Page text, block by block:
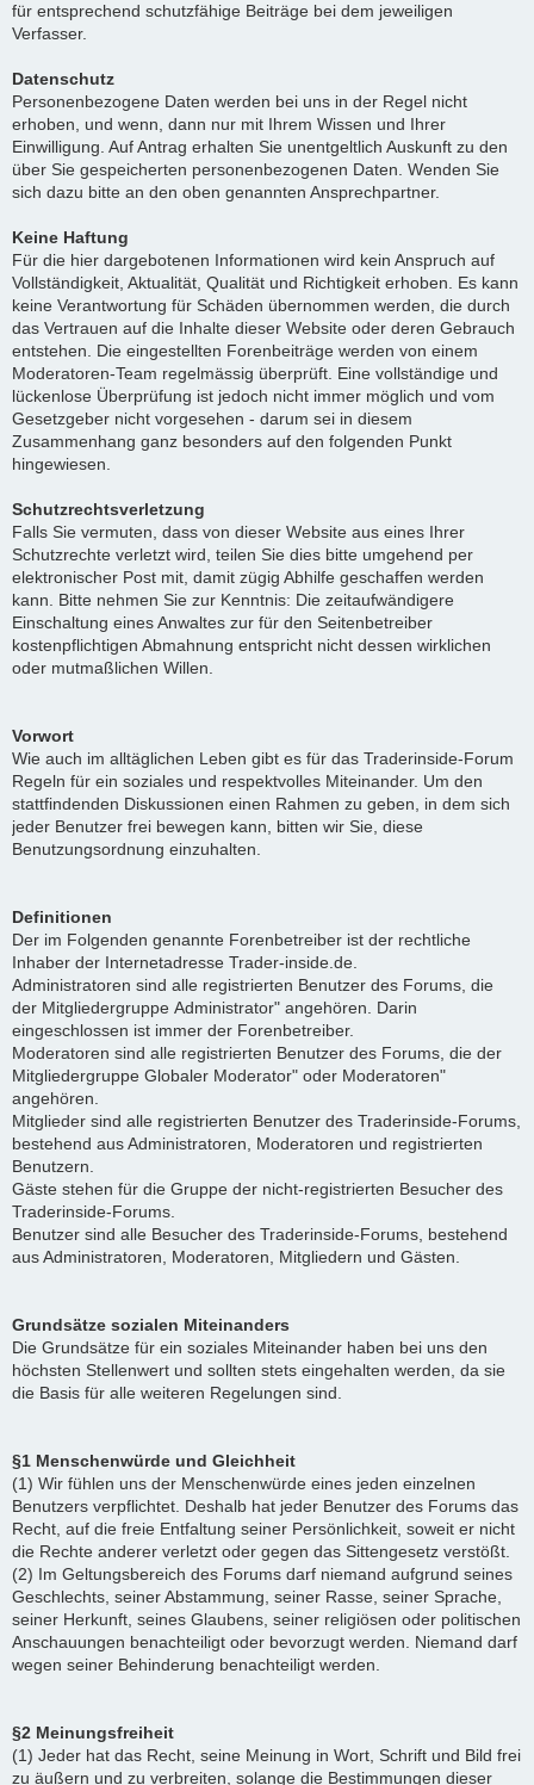
für entsprechend schutzfähige Beiträge bei dem jeweiligen
Verfasser.
Datenschutz
Personenbezogene Daten werden bei uns in der Regel nicht
erhoben, und wenn, dann nur mit Ihrem Wissen und Ihrer
Einwilligung. Auf Antrag erhalten Sie unentgeltlich Auskunft zu den
über Sie gespeicherten personenbezogenen Daten. Wenden Sie
sich dazu bitte an den oben genannten Ansprechpartner.
Keine Haftung
Für die hier dargebotenen Informationen wird kein Anspruch auf
Vollständigkeit, Aktualität, Qualität und Richtigkeit erhoben. Es kann
keine Verantwortung für Schäden übernommen werden, die durch
das Vertrauen auf die Inhalte dieser Website oder deren Gebrauch
entstehen. Die eingestellten Forenbeiträge werden von einem
Moderatoren-Team regelmässig überprüft. Eine vollständige und
lückenlose Überprüfung ist jedoch nicht immer möglich und vom
Gesetzgeber nicht vorgesehen - darum sei in diesem
Zusammenhang ganz besonders auf den folgenden Punkt
hingewiesen.
Schutzrechtsverletzung
Falls Sie vermuten, dass von dieser Website aus eines Ihrer
Schutzrechte verletzt wird, teilen Sie dies bitte umgehend per
elektronischer Post mit, damit zügig Abhilfe geschaffen werden
kann. Bitte nehmen Sie zur Kenntnis: Die zeitaufwändigere
Einschaltung eines Anwaltes zur für den Seitenbetreiber
kostenpflichtigen Abmahnung entspricht nicht dessen wirklichen
oder mutmaßlichen Willen.
Vorwort
Wie auch im alltäglichen Leben gibt es für das Traderinside-Forum
Regeln für ein soziales und respektvolles Miteinander. Um den
stattfindenden Diskussionen einen Rahmen zu geben, in dem sich
jeder Benutzer frei bewegen kann, bitten wir Sie, diese
Benutzungsordnung einzuhalten.
Definitionen
Der im Folgenden genannte Forenbetreiber ist der rechtliche
Inhaber der Internetadresse Trader-inside.de.
Administratoren sind alle registrierten Benutzer des Forums, die
der Mitgliedergruppe Administrator" angehören. Darin
eingeschlossen ist immer der Forenbetreiber.
Moderatoren sind alle registrierten Benutzer des Forums, die der
Mitgliedergruppe Globaler Moderator" oder Moderatoren"
angehören.
Mitglieder sind alle registrierten Benutzer des Traderinside-Forums,
bestehend aus Administratoren, Moderatoren und registrierten
Benutzern.
Gäste stehen für die Gruppe der nicht-registrierten Besucher des
Traderinside-Forums.
Benutzer sind alle Besucher des Traderinside-Forums, bestehend
aus Administratoren, Moderatoren, Mitgliedern und Gästen.
Grundsätze sozialen Miteinanders
Die Grundsätze für ein soziales Miteinander haben bei uns den
höchsten Stellenwert und sollten stets eingehalten werden, da sie
die Basis für alle weiteren Regelungen sind.
§1 Menschenwürde und Gleichheit
(1) Wir fühlen uns der Menschenwürde eines jeden einzelnen
Benutzers verpflichtet. Deshalb hat jeder Benutzer des Forums das
Recht, auf die freie Entfaltung seiner Persönlichkeit, soweit er nicht
die Rechte anderer verletzt oder gegen das Sittengesetz verstößt.
(2) Im Geltungsbereich des Forums darf niemand aufgrund seines
Geschlechts, seiner Abstammung, seiner Rasse, seiner Sprache,
seiner Herkunft, seines Glaubens, seiner religiösen oder politischen
Anschauungen benachteiligt oder bevorzugt werden. Niemand darf
wegen seiner Behinderung benachteiligt werden.
§2 Meinungsfreiheit
(1) Jeder hat das Recht, seine Meinung in Wort, Schrift und Bild frei
zu äußern und zu verbreiten, solange die Bestimmungen dieser